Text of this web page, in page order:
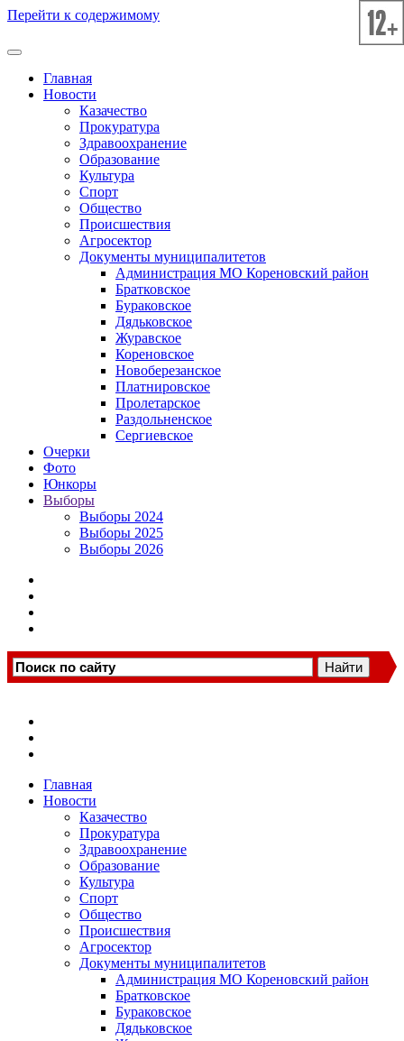
Перейти к содержимому
Главная
Новости
Казачество
Прокуратура
Здравоохранение
Образование
Культура
Спорт
Общество
Происшествия
Агросектор
Документы муниципалитетов
Администрация МО Кореновский район
Братковское
Бураковское
Дядьковское
Журавское
Кореновское
Новоберезанское
Платнировское
Пролетарское
Раздольненское
Сергиевское
Очерки
Фото
Юнкоры
Выборы
Выборы 2024
Выборы 2025
Выборы 2026
Главная
Новости
Казачество
Прокуратура
Здравоохранение
Образование
Культура
Спорт
Общество
Происшествия
Агросектор
Документы муниципалитетов
Администрация МО Кореновский район
Братковское
Бураковское
Дядьковское